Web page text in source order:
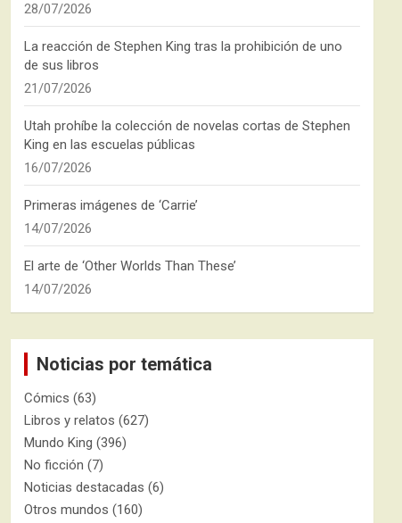
28/07/2026
La reacción de Stephen King tras la prohibición de uno
de sus libros
21/07/2026
Utah prohíbe la colección de novelas cortas de Stephen
King en las escuelas públicas
16/07/2026
Primeras imágenes de ‘Carrie’
14/07/2026
El arte de ‘Other Worlds Than These’
14/07/2026
Noticias por temática
Cómics (63)
Libros y relatos (627)
Mundo King (396)
No ficción (7)
Noticias destacadas (6)
Otros mundos (160)